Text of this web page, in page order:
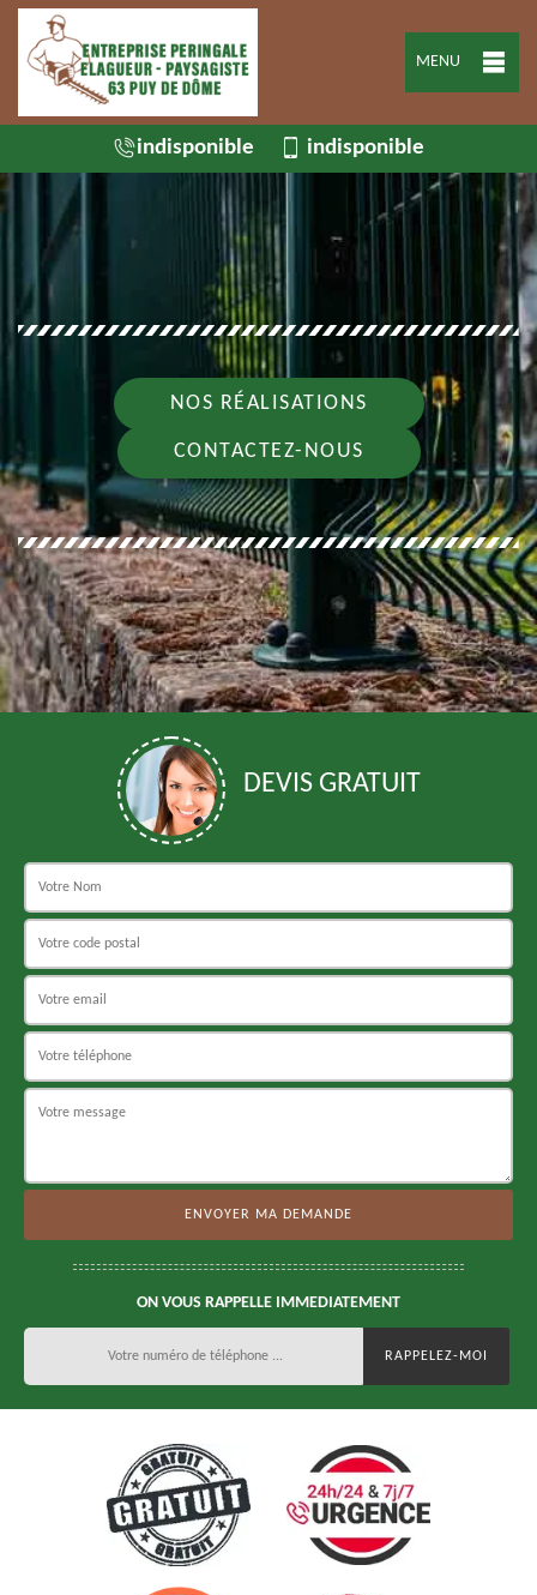
MENU
indisponible indisponible
NOS RÉALISATIONS
CONTACTEZ-NOUS
DEVIS GRATUIT
ON VOUS RAPPELLE IMMEDIATEMENT